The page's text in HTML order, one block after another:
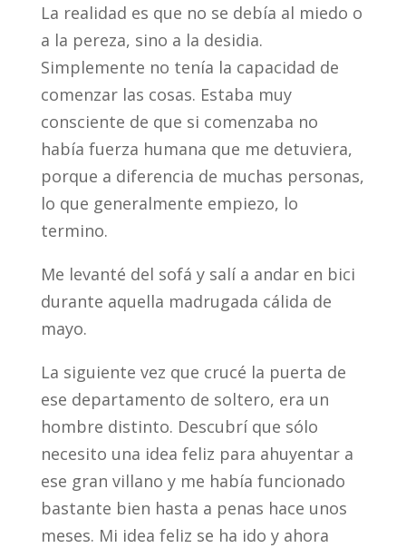
La realidad es que no se debía al miedo o
a la pereza, sino a la desidia.
Simplemente no tenía la capacidad de
comenzar las cosas. Estaba muy
consciente de que si comenzaba no
había fuerza humana que me detuviera,
porque a diferencia de muchas personas,
lo que generalmente empiezo, lo
termino.
Me levanté del sofá y salí a andar en bici
durante aquella madrugada cálida de
mayo.
La siguiente vez que crucé la puerta de
ese departamento de soltero, era un
hombre distinto. Descubrí que sólo
necesito una idea feliz para ahuyentar a
ese gran villano y me había funcionado
bastante bien hasta a penas hace unos
meses. Mi idea feliz se ha ido y ahora